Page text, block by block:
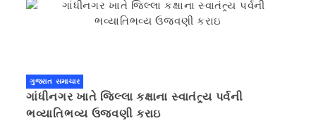
ગુજરાત સમાચાર
ગાંધીનગર ખાતે જિલ્લા કક્ષાના સ્વાતંત્ર્ય પર્વની
ભવ્યાતિભવ્ય ઉજવણી કરાઇ